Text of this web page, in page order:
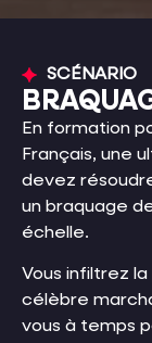
SCÉNARIO
En formation
Français, une
devez
un braquage
échelle.
Vous infiltrez
célèbre
vous à temps